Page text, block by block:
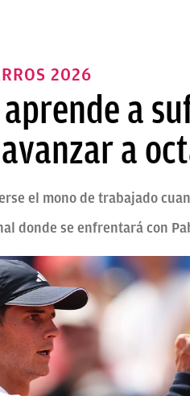
2026
aprende a
a
el mono de trabajado
donde se enfrentará con